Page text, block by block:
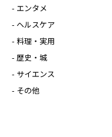
- エンタメ
- ヘルスケア
- 料理・実用
- 歴史・城
- サイエンス
- その他